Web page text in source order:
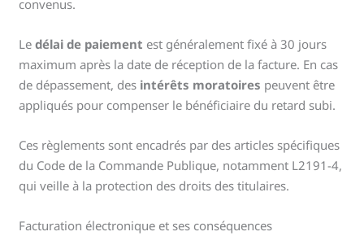
convenus.
Ledélai de paiement est généralement fixé à 30 jours
maximum après la date de réception de la facture. En cas
de dépassement, des intérêts moratoires peuvent être
appliqués pour compenser le bénéficiaire du retard subi.
Ces règlements sont encadrés par des articles spécifiques
du Code de la Commande Publique, notamment L2191-4,
qui veille à la protection des droits des titulaires.
Facturation électronique et ses conséquences